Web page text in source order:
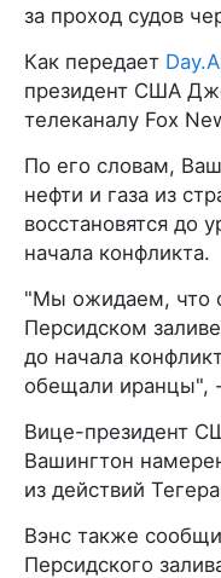
за проход судов
Как передает
президент США
телеканалу Fox
По его словам,
нефти и газа из
восстановятся до
начала конфликта.
"Мы ожидаем, что
Персидском
до начала
обещали иранцы",
Вице-президент
Вашингтон
из действий
Вэнс также
Персидского